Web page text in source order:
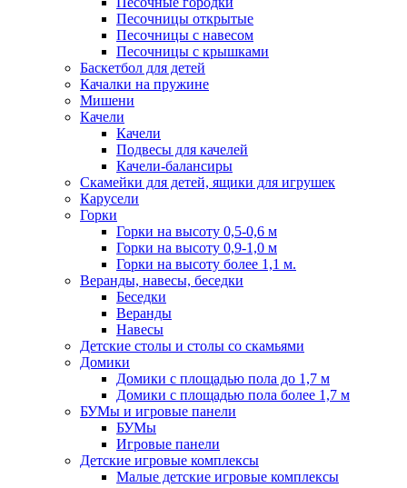
Песочницы открытые
Песочницы с навесом
Песочницы с крышками
Баскетбол для детей
Качалки на пружине
Мишени
Качели
Качели
Подвесы для качелей
Качели-балансиры
Скамейки для детей, ящики для игрушек
Карусели
Горки
Горки на высоту 0,5-0,6 м
Горки на высоту 0,9-1,0 м
Горки на высоту более 1,1 м.
Веранды, навесы, беседки
Беседки
Веранды
Навесы
Детские столы и столы со скамьями
Домики
Домики с площадью пола до 1,7 м
Домики с площадью пола более 1,7 м
БУМы и игровые панели
БУМы
Игровые панели
Детские игровые комплексы
Малые детские игровые комплексы